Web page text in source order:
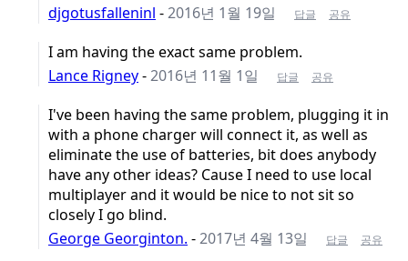
djgotusfalleninl -2016년 1월 19일 답글 공유
I am having the exact same problem.
Lance Rigney-2016년 11월 1일 답글 공유
I've been having the same problem, plugging it in
with a phone charger will connect it, as well as
eliminate the use of batteries, bit does anybody
have any other ideas? Cause I need to use local
multiplayer and it would be nice to not sit so
closely I go blind.
George Georginton. -2017년 4월 13일 답글 공유